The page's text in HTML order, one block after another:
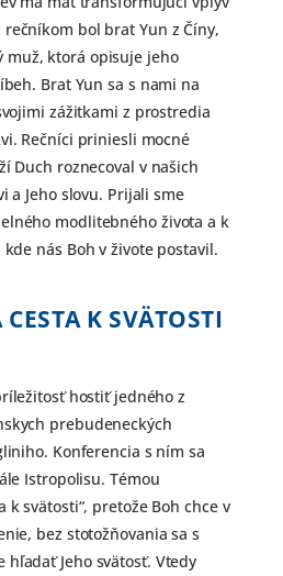
bol brat Yun z Číny,
muž, ktorá opisuje jeho
Brat Yun sa s nami na
zážitkami z prostredia
Rečníci priniesli mocné
Duch roznecoval v našich
a Jeho slovu. Prijali sme
modlitebného života a k
nás Boh v živote postavil.
K SVÄTOSTI
hostiť jedného z
prebudeneckých
Konferencia s ním sa
Istropolisu. Témou
k svätosti“, pretože Boh chce v
bez stotožňovania sa s
Jeho svätosť. Vtedy